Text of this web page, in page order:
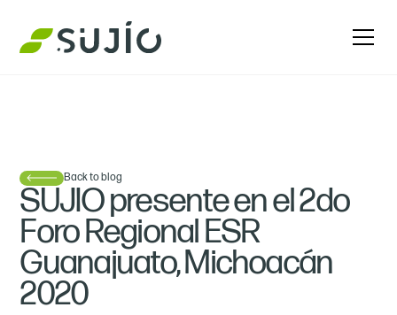
Back to blog
SUJIO presente en el 2do
Foro Regional ESR
Guanajuato, Michoacán
2020